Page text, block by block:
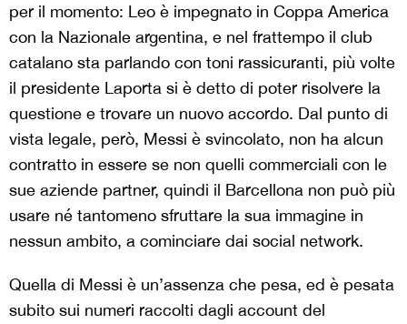
per il momento: Leo è impegnato in Coppa America
con la Nazionale argentina, e nel frattempo il club
catalano sta parlando con toni rassicuranti, più volte
il presidente Laporta si è detto di poter risolvere la
questione e trovare un nuovo accordo. Dal punto di
vista legale, però, Messi è svincolato, non ha alcun
contratto in essere se non quelli commerciali con le
sue aziende partner, quindi il Barcellona non può più
usare né tantomeno sfruttare la sua immagine in
nessun ambito, a cominciare dai social network.
Quella di Messi è un’assenza che pesa, ed è pesata
subito sui numeri raccolti dagli account del